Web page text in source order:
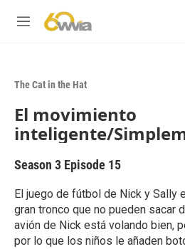
M
The Cat in the Hat
El movimiento
inteligente/
Season 3 Episode 15
El juego de fútbol de Nick y Sally
gran tronco que no pueden sacar
avión de Nick está volando bien,
por lo que los niños le añaden